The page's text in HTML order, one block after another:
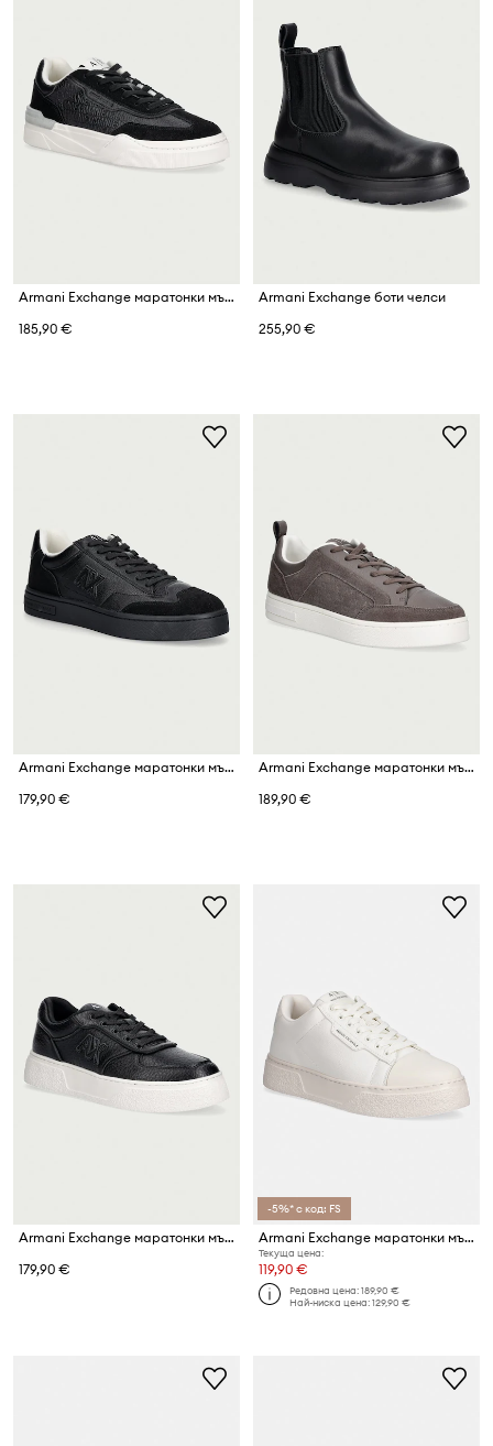
Armani Exchange маратонки мъжки
185,90 €
Armani Exchange боти челси
255,90 €
Armani Exchange маратонки мъжки
179,90 €
Armani Exchange маратонки мъжки
189,90 €
Armani Exchange маратонки мъжки
179,90 €
-5%* с код: FS
Armani Exchange маратонки мъжки
Текуща цена:
119,90 €
Редовна цена:189,90 €
Най-ниска цена:129,90 €